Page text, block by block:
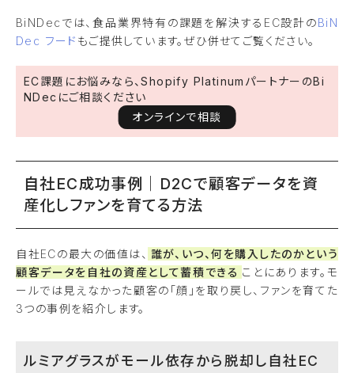
BiNDecでは、食品業界特有の課題を解決するEC設計のBiN
Dec フード もご提供しています。ぜひ併せてご覧ください。
EC課題にお悩みなら、Shopify PlatinumパートナーのBi
NDecにご相談ください
オンラインで相談
自社EC成功事例｜D2Cで顧客データを資
産化しファンを育てる方法
自社ECの最大の価値は、 誰が、いつ、何を購入したのかという
顧客データを自社の資産として蓄積できる ことにあります。モ
ールでは見えなかった顧客の「顔」を取り戻し、ファンを育てた
3つの事例を紹介します。
ルミアグラスがモール依存から脱却し自社EC